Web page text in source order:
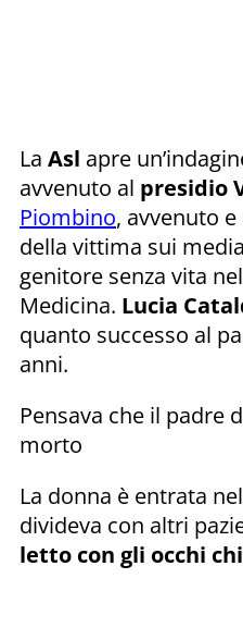
La Asl apre
avvenuto al presidio
Piombino, avvenuto
della vittima sui
genitore senza vita
Medicina. Lucia
quanto successo al
anni.
Pensava che il padre
morto
La donna è entrata
divideva con altri
letto con gli occhi